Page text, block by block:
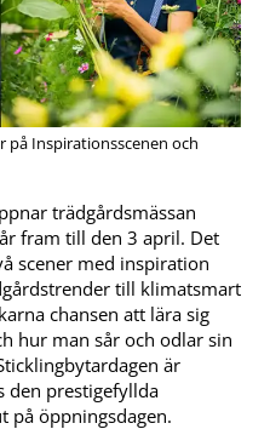
på Inspirationsscenen och
trädgårdsmässan
fram till den 3 april. Det
scener med inspiration
till klimatsmart
chansen att lära sig
hur man sår och odlar sin
är
den prestigefyllda
på öppningsdagen.